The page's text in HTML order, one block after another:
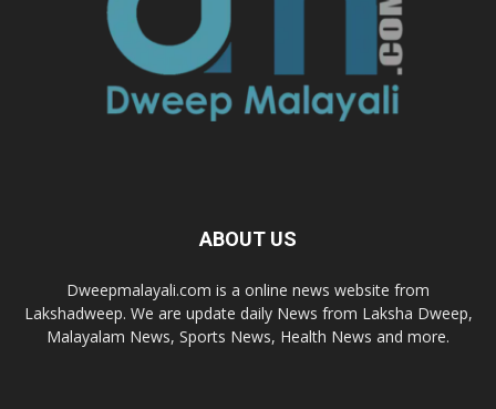
ABOUT US
Dweepmalayali.com is a online news website from
Lakshadweep. We are update daily News from Laksha Dweep,
Malayalam News, Sports News, Health News and more.